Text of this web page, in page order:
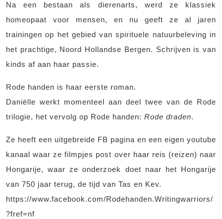
Na een bestaan als dierenarts, werd ze klassiek
homeopaat voor mensen, en nu geeft ze al jaren
trainingen op het gebied van spirituele natuurbeleving in
het prachtige, Noord Hollandse Bergen. Schrijven is van
kinds af aan haar passie.
Rode handen is haar eerste roman.
Daniëlle werkt momenteel aan deel twee van de Rode
trilogie, het vervolg op Rode handen: Rode draden.
Ze heeft een uitgebreide FB pagina en een eigen youtube
kanaal waar ze filmpjes post over haar reis (reizen) naar
Hongarije, waar ze onderzoek doet naar het Hongarije
van 750 jaar terug, de tijd van Tas en Kev.
https://www.facebook.com/Rodehanden.Writingwarriors/
?fref=nf